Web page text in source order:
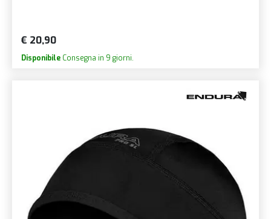
€ 20,90
Disponibile Consegna in 9 giorni.